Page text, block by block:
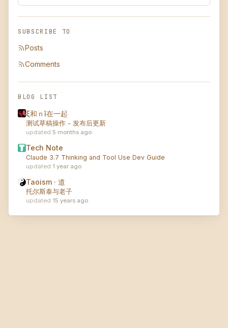
SUBSCRIBE TO
Posts
Comments
BLOG LIST
ξ和ｎǐ在一起
测试草稿操作 - 发布后更新
5 months ago
Tech Note
Claude 3.7 Thinking and Tool Use Dev Guide
1 year ago
Taoism · 道
托尔斯泰与老子
15 years ago